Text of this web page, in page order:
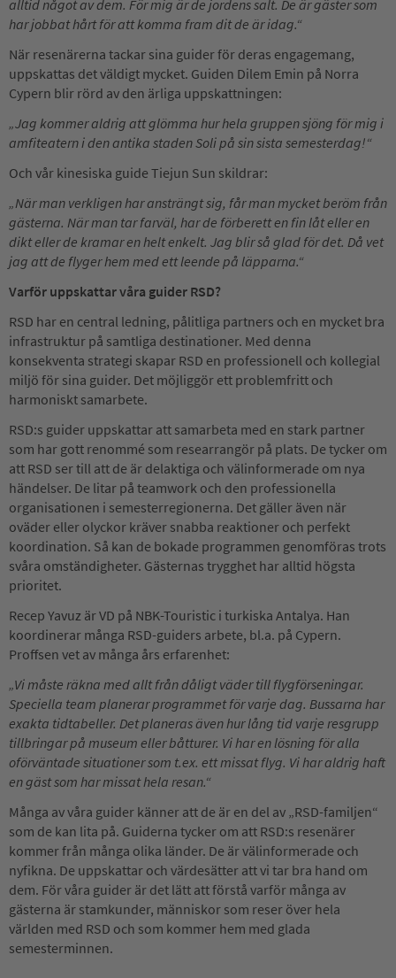
alltid något av dem. För mig är de jordens salt. De är gäster som
har jobbat hårt för att komma fram dit de är idag.“
När resenärerna tackar sina guider för deras engagemang,
uppskattas det väldigt mycket. Guiden Dilem Emin på Norra
Cypern blir rörd av den ärliga uppskattningen:
„Jag kommer aldrig att glömma hur hela gruppen sjöng för mig i
amfiteatern i den antika staden Soli på sin sista semesterdag!“
Och vår kinesiska guide Tiejun Sun skildrar:
„När man verkligen har ansträngt sig, får man mycket beröm från
gästerna. När man tar farväl, har de förberett en fin låt eller en
dikt eller de kramar en helt enkelt. Jag blir så glad för det. Då vet
jag att de flyger hem med ett leende på läpparna.“
Varför uppskattar våra guider RSD?
RSD har en central ledning, pålitliga partners och en mycket bra
infrastruktur på samtliga destinationer. Med denna
konsekventa strategi skapar RSD en professionell och kollegial
miljö för sina guider. Det möjliggör ett problemfritt och
harmoniskt samarbete.
RSD:s guider uppskattar att samarbeta med en stark partner
som har gott renommé som researrangör på plats. De tycker om
att RSD ser till att de är delaktiga och välinformerade om nya
händelser. De litar på teamwork och den professionella
organisationen i semesterregionerna. Det gäller även när
oväder eller olyckor kräver snabba reaktioner och perfekt
koordination. Så kan de bokade programmen genomföras trots
svåra omständigheter. Gästernas trygghet har alltid högsta
prioritet.
Recep Yavuz är VD på NBK-Touristic i turkiska Antalya. Han
koordinerar många RSD-guiders arbete, bl.a. på Cypern.
Proffsen vet av många års erfarenhet:
„Vi måste räkna med allt från dåligt väder till flygförseningar.
Speciella team planerar programmet för varje dag. Bussarna har
exakta tidtabeller. Det planeras även hur lång tid varje resgrupp
tillbringar på museum eller båtturer. Vi har en lösning för alla
oförväntade situationer som t.ex. ett missat flyg. Vi har aldrig haft
en gäst som har missat hela resan.“
Många av våra guider känner att de är en del av „RSD-familjen“
som de kan lita på. Guiderna tycker om att RSD:s resenärer
kommer från många olika länder. De är välinformerade och
nyfikna. De uppskattar och värdesätter att vi tar bra hand om
dem. För våra guider är det lätt att förstå varför många av
gästerna är stamkunder, människor som reser över hela
världen med RSD och som kommer hem med glada
semesterminnen.